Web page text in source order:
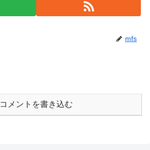
mfs
コメントを書き込む